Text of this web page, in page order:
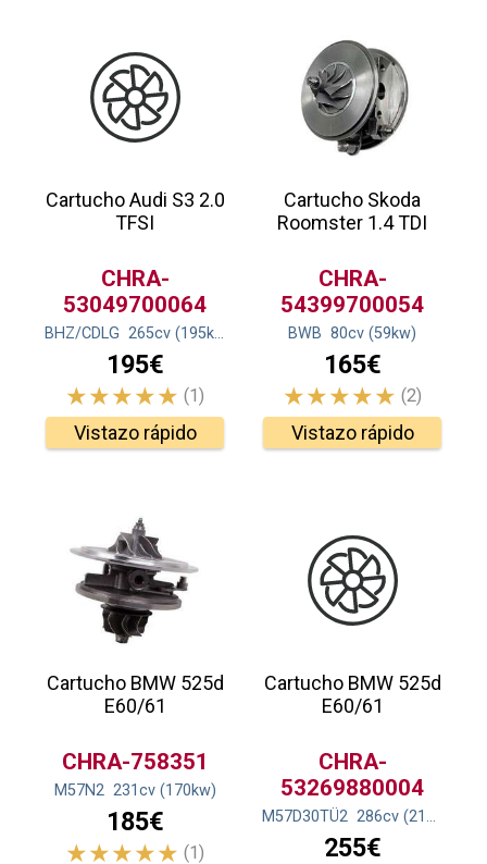
Cartucho Audi S3 2.0
TFSI
CHRA-
53049700064
BHZ/CDLG 265cv (195kw
195€
(1)
Vistazo rápido
Cartucho Skoda
Roomster 1.4 TDI
CHRA-
54399700054
BWB 80cv (59kw)
165€
(2)
Vistazo rápido
Cartucho BMW 525d
E60/61
CHRA-758351
M57N2 231cv (170kw)
185€
(1)
Cartucho BMW 525d
E60/61
CHRA-
53269880004
M57D30TÜ2 286cv (210
255€